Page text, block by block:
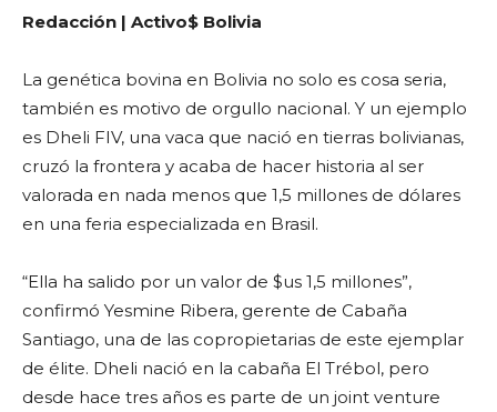
Redacción | Activo$ Bolivia
La genética bovina en Bolivia no solo es cosa seria,
también es motivo de orgullo nacional. Y un ejemplo
es Dheli FIV, una vaca que nació en tierras bolivianas,
cruzó la frontera y acaba de hacer historia al ser
valorada en nada menos que 1,5 millones de dólares
en una feria especializada en Brasil.
“Ella ha salido por un valor de $us 1,5 millones”,
confirmó Yesmine Ribera, gerente de Cabaña
Santiago, una de las copropietarias de este ejemplar
de élite. Dheli nació en la cabaña El Trébol, pero
desde hace tres años es parte de un joint venture